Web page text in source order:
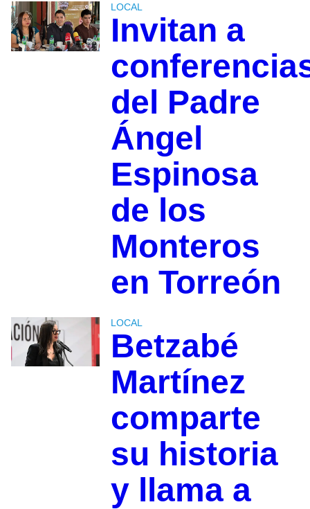
LOCAL
Invitan a
del Padre
Ángel
Espinosa
de los
Monteros
en Torreón
LOCAL
Betzabé
Martínez
comparte
su historia
y llama a